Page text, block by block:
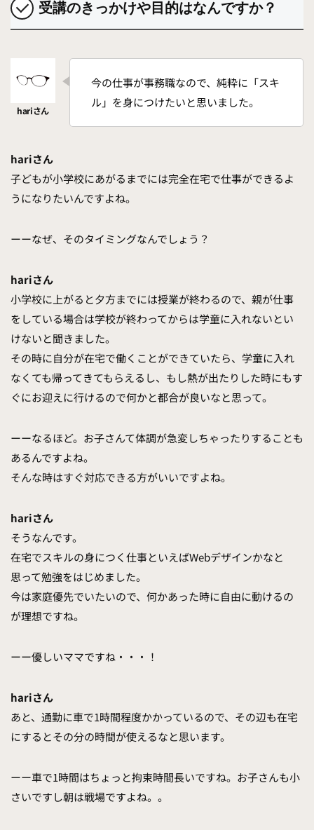
受講のきっかけや目的はなんですか？
今の仕事が事務職なので、純粋に「スキ
ル」を身につけたいと思いました。
hariさん
子どもが小学校にあがるまでには完全在宅で仕事ができるよ
うになりたいんですよね。
ーーなぜ、そのタイミングなんでしょう？
hariさん
小学校に上がると夕方までには授業が終わるので、親が仕事
をしている場合は学校が終わってからは学童に入れないとい
けないと聞きました。
その時に自分が在宅で働くことができていたら、学童に入れ
なくても帰ってきてもらえるし、もし熱が出たりした時にもす
ぐにお迎えに行けるので何かと都合が良いなと思って。
ーーなるほど。お子さんて体調が急変しちゃったりすることも
あるんですよね。
そんな時はすぐ対応できる方がいいですよね。
hariさん
そうなんです。
在宅でスキルの身につく仕事といえばWebデザインかなと
思って勉強をはじめました。
今は家庭優先でいたいので、何かあった時に自由に動けるの
が理想ですね。
ーー優しいママですね・・・！
hariさん
あと、通勤に車で1時間程度かかっているので、その辺も在宅
にするとその分の時間が使えるなと思います。
ーー車で1時間はちょっと拘束時間長いですね。お子さんも小
さいですし朝は戦場ですよね。。